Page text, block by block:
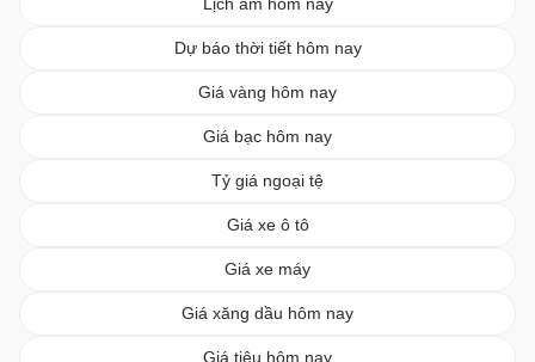
Dự báo thời tiết hôm nay
Giá vàng hôm nay
Giá bạc hôm nay
Tỷ giá ngoại tệ
Giá xe ô tô
Giá xe máy
Giá xăng dầu hôm nay
Giá tiêu hôm nay